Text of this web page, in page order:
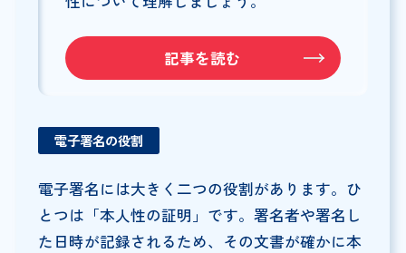
記事を読む
電子署名の役割
電子署名には大きく二つの役割があります。ひ
とつは「本人性の証明」です。署名者や署名し
た日時が記録されるため、その文書が確かに本